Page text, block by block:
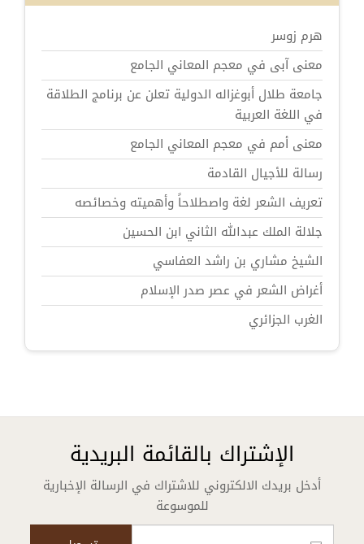
هرم زوسر
معنى آبى في معجم المعاني الجامع
جامعة طلال أبوغزاله الدولية تعلن عن برنامج الطلاقة
في اللغة العربية
معنى أمم في معجم المعاني الجامع
رسالة للأجيال القادمة
تعريف الشعر لغة واصطلاحاً وأهميته وخصائصه
جلالة الملك عبدالله الثاني ابن الحسين
الشيخ مشاري بن راشد العفاسي
أغراض الشعر في عصر صدر الإسلام
الغرب الجزائري
الإشتراك بالقائمة البريدية
أدخل بريدك الالكتروني للاشتراك في الرسالة الإخبارية
للموسوعة